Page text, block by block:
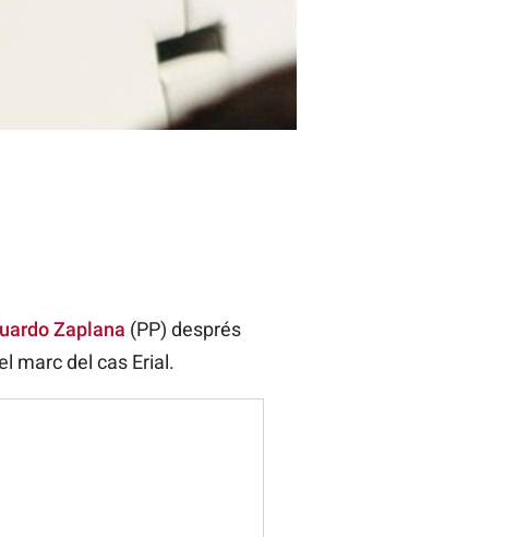
Zaplana (PP) després
marc del cas Erial.